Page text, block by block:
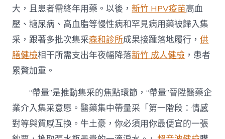
大，且患者需終年用藥。以後，新竹 HPV疫苗高血
壓、糖尿病、高血脂等慢性病和罕見病用藥被歸入集
采，跟著多批次集采森和診所成果接踵落地履行，供
膳健檢相干所需支出年夜幅降落新竹 成人健檢 ，患者
累贅加重。
“帶量”是推動集采的焦點環節，“帶量”晉陞醫藥企
業介入集采意愿。醫藥集中帶量采「第一階段：情感
對等與質感互換。牛土豪，你必須用你最便宜的一張